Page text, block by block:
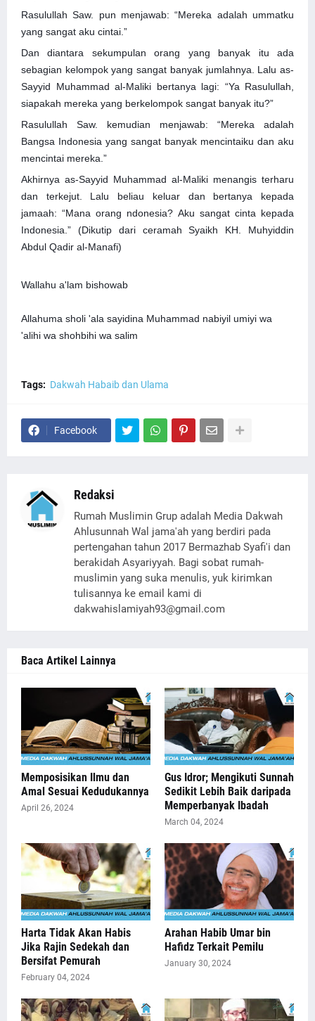
Rasulullah Saw. pun menjawab: “Mereka adalah ummatku
yang sangat aku cintai.”
Dan diantara sekumpulan orang yang banyak itu ada
sebagian kelompok yang sangat banyak jumlahnya. Lalu as-
Sayyid Muhammad al-Maliki bertanya lagi: “Ya Rasulullah,
siapakah mereka yang berkelompok sangat banyak itu?”
Rasulullah Saw. kemudian menjawab: “Mereka adalah
Bangsa Indonesia yang sangat banyak mencintaiku dan aku
mencintai mereka.”
Akhirnya as-Sayyid Muhammad al-Maliki menangis terharu
dan terkejut. Lalu beliau keluar dan bertanya kepada
jamaah: “Mana orang ndonesia? Aku sangat cinta kepada
Indonesia.” (Dikutip dari ceramah Syaikh KH. Muhyiddin
Abdul Qadir al-Manafi)
Wallahu a'lam bishowab
Allahuma sholi 'ala sayidina Muhammad nabiyil umiyi wa
'alihi wa shohbihi wa salim
Tags: Dakwah Habaib dan Ulama
Facebook
Redaksi
Rumah Muslimin Grup adalah Media Dakwah
Ahlusunnah Wal jama'ah yang berdiri pada
pertengahan tahun 2017 Bermazhab Syafi'i dan
berakidah Asyariyyah. Bagi sobat rumah-
muslimin yang suka menulis, yuk kirimkan
tulisannya ke email kami di
dakwahislamiyah93@gmail.com
Baca Artikel Lainnya
Memposisikan Ilmu dan
Amal Sesuai Kedudukannya
April 26, 2024
Gus Idror; Mengikuti Sunnah
Sedikit Lebih Baik daripada
Memperbanyak Ibadah
March 04, 2024
Harta Tidak Akan Habis
Jika Rajin Sedekah dan
Bersifat Pemurah
February 04, 2024
Arahan Habib Umar bin
Hafidz Terkait Pemilu
January 30, 2024